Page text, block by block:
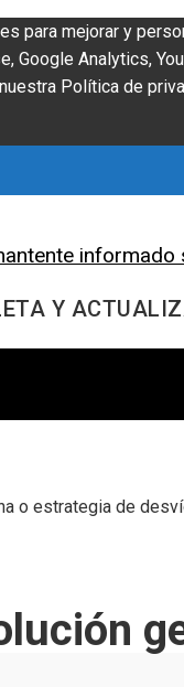
para mejorar y
Google Analytics,
Política de
Y
o estrategia de